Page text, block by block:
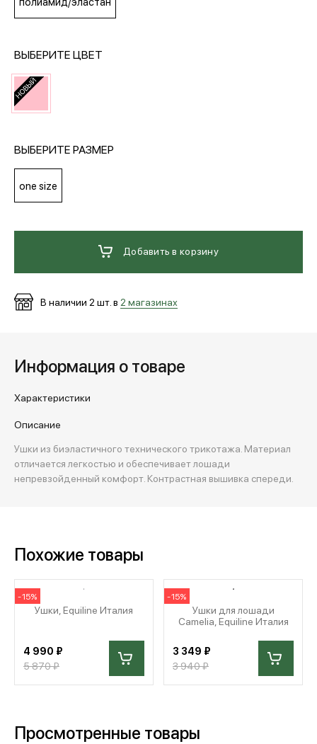
ПОКУПАТЕЛЯМ
Вход в личный кабинет
+7 (495) 139-66-00
ВЫБЕРИТЕ ЦВЕТ
ВЫБЕРИТЕ РАЗМЕР
one size
Добавить в корзину
В наличии 2 шт. в 2 магазинах
Информация о товаре
Характеристики
Описание
Ушки из биэластичного технического трикотажа. Материал
отличается легкостью и обеспечивает лошади
непревзойденный комфорт. Контрастная вышивка спереди.
Похожие товары
-15%
Ушки, Equiline Италия
4 990 ₽
5 870 ₽
-15%
Ушки для лошади
Camelia, Equiline Италия
3 349 ₽
3 940 ₽
Просмотренные товары